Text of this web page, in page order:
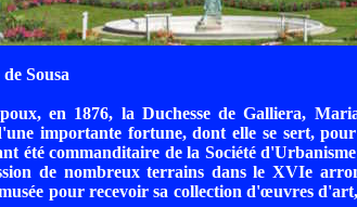
Sousa
en 1876, la Duchesse de Galliera,
importante fortune, dont elle se sert,
été commanditaire de la Société
de nombreux terrains dans le XVIe
pour recevoir sa collection d'œuvres